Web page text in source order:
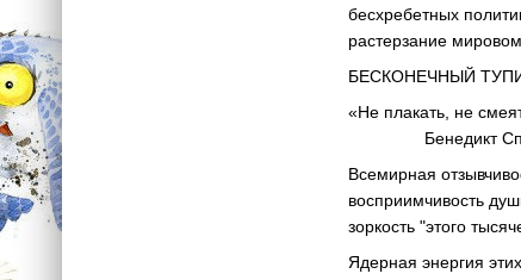
бесхребетных
растерзание
БЕСКОНЕЧНЫЙ
«Не плакать, не
Бенедикт
Всемирная
восприимчивость
зоркость "этого
Ядерная энергия